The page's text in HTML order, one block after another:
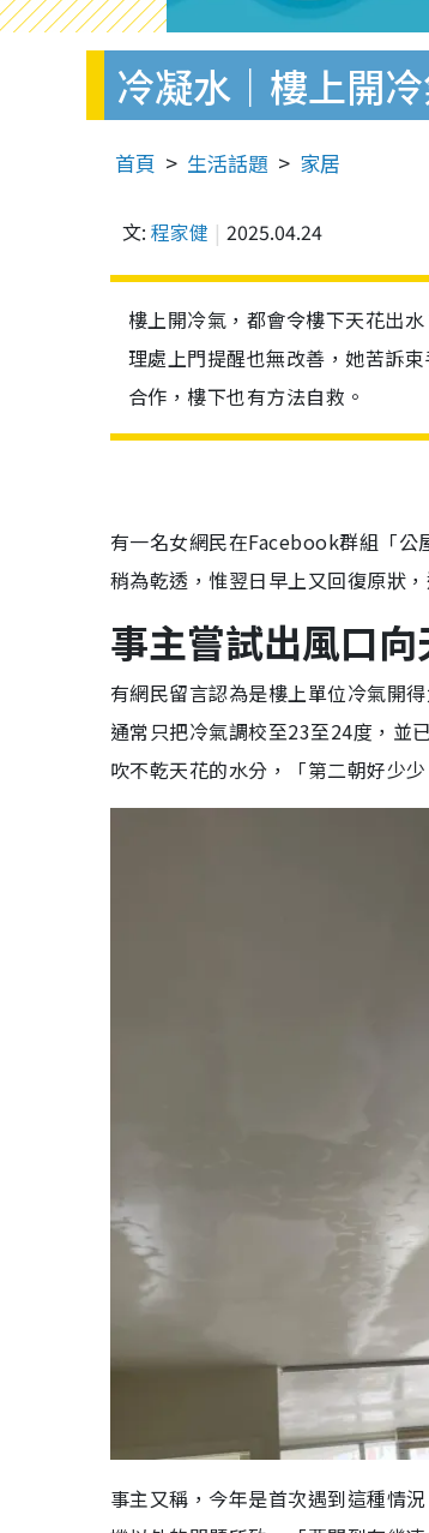
冷凝水｜樓上開
首頁 生活話題 家居
文: 程家健 2025.04.24
樓上開冷氣，都會令樓下天花出
理處上門提醒也無改善，她苦訴
合作，樓下也有方法自救。
有一名女網民在Facebook群組「公
稍為乾透，惟翌日早上又回復原狀
事主嘗試出風口
有網民留言認為是樓上單位冷氣開
通常只把冷氣調校至23至24度，並
吹不乾天花的水分，「第二朝好少
事主又稱，今年是首次遇到這種情